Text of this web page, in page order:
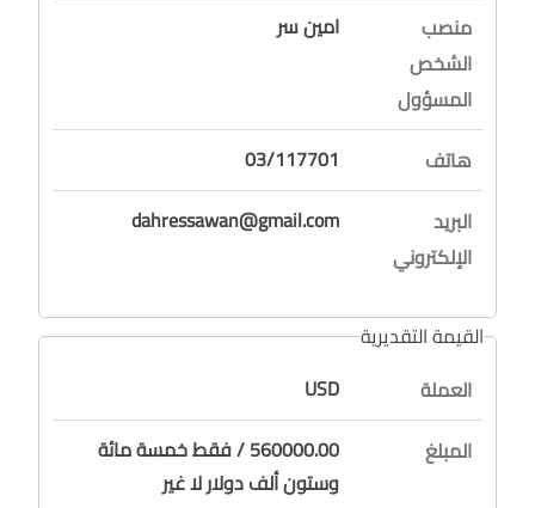
منصب
الشخص
المسؤول
امين سر
هاتف
03/117701
البريد
الإلكتروني
dahressawan@gmail.com
القيمة التقديرية
العملة
USD
المبلغ
560000.00 / فقط خمسة مائة
وستون ألف دولار لا غير